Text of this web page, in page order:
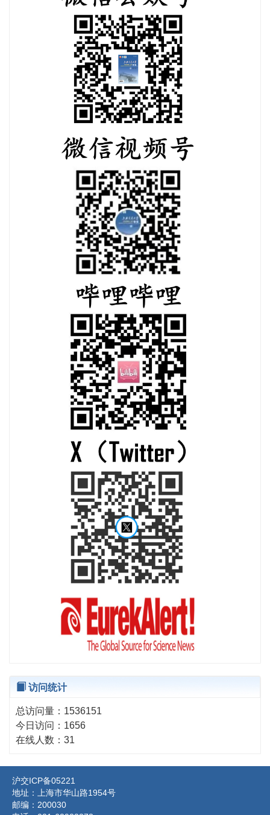
访问统计
总访问量： 1536151
今日访问： 1656
在线人数： 31
沪交ICP备05221
地址：上海市华山路1954号
邮编：200030